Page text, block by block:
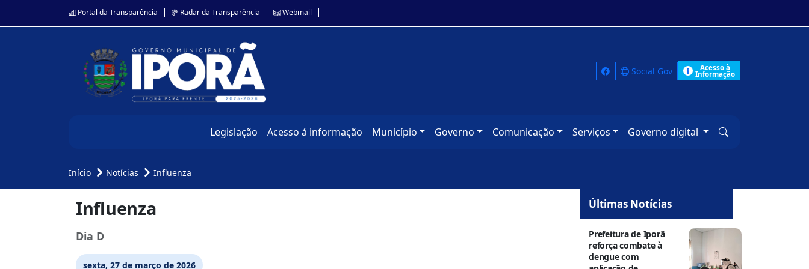
Portal da Transparência Radar da Transparência Webmail
Social Gov Acesso à
Informação
Legislação Acesso á informação Município Governo Comunicação Serviços Governo digital
Início Notícias Influenza
Influenza
Dia D
sexta, 27 de março de 2026
Últimas Notícias
Prefeitura de Iporã
reforça combate à
dengue com